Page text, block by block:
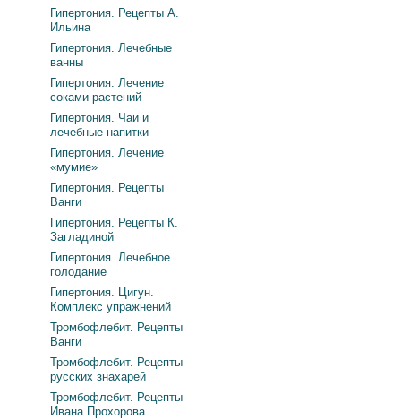
Гипертония. Рецепты А.
Ильина
Гипертония. Лечебные
ванны
Гипертония. Лечение
соками растений
Гипертония. Чаи и
лечебные напитки
Гипертония. Лечение
«мумие»
Гипертония. Рецепты
Ванги
Гипертония. Рецепты К.
Загладиной
Гипертония. Лечебное
голодание
Гипертония. Цигун.
Комплекс упражнений
Тромбофлебит. Рецепты
Ванги
Тромбофлебит. Рецепты
русских знахарей
Тромбофлебит. Рецепты
Ивана Прохорова